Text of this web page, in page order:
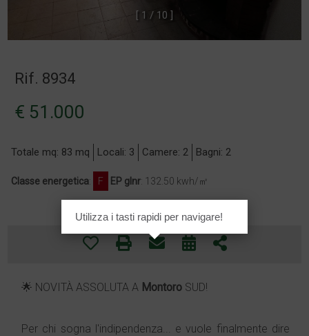
[ 1 / 1 0 ]
Rif. 8934
€ 51.000
Totale mq: 83 mq Locali: 3 Camere: 2 Bagni: 2
Classe energetica: F EP glnr: 132.50 kwh/㎡
🌟 NOVITÀ ASSOLUTA A Montoro SUD!
Per chi sogna l'indipendenza... e vuole finalmente dire
Utilizza i tasti rapidi per navigare!